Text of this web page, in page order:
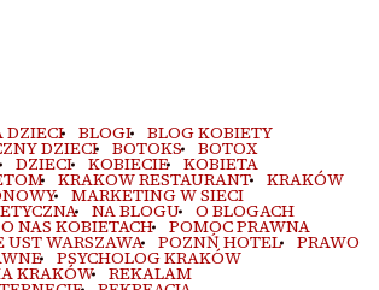
DZIECI BLOGI BLOG KOBIETY
DZIECI BOTOKS BOTOX
DZIECI KOBIECIE KOBIETA
KRAKOW RESTAURANT KRAKÓW
MARKETING W SIECI
NA BLOGU O BLOGACH
O NAS KOBIETACH POMOC PRAWNA
WARSZAWA POZNŃ HOTEL PRAWO
PSYCHOLOG KRAKÓW
KRAKÓW REKALAM